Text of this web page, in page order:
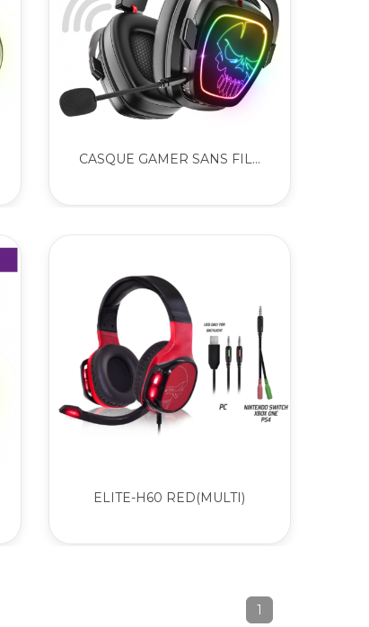
CASQUE GAMER SANS FIL...
ELITE-H60 RED(MULTI)
1